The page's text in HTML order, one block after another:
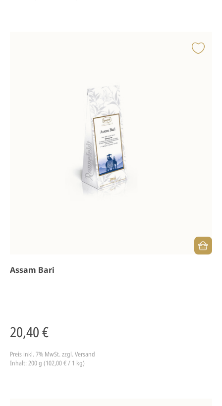
Assam Bari
20,40 €
Preis inkl. 7% MwSt. zzgl. Versand
Inhalt: 200 g (102,00 € / 1 kg)